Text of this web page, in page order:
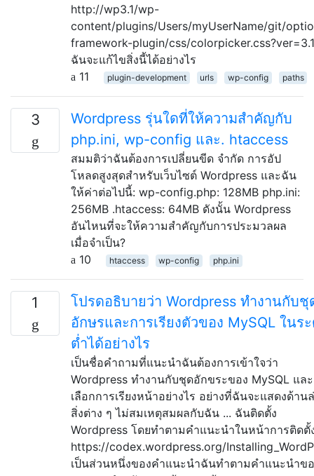
http://wp3.1/wp-
content/plugins/Users/myUserName/git/
framework-plugin/css/
ฉันจะแก้ไขสิ่งนี้ได้อย่างไร
11
plugin-development urls wp-config paths
3
Wordpress รุ่นใดที่ให้ความสำคัญกับ
php.ini, wp-config และ. htaccess
สมมติว่าฉันต้องการเปลี่ยนขีด จำกัด การอัป
โหลดสูงสุดสำหรับเว็บไซต์ Wordpress และฉัน
ให้ค่าต่อไปนี้: wp-config.php: 128MB php.ini:
256MB .htaccess: 64MB ดังนั้น Wordpress
อันไหนที่จะให้ความสำคัญกับการประมวลผล
เมื่อจำเป็น?
10
htaccess wp-config php.ini
1
โปรดอธิบายว่า Wordpress ทำงานกับชุ
อักษรและการเรียงตัวของ MySQL ในร
ต่ำได้อย่างไร
เป็นชื่อคำถามที่แนะนำฉันต้องการเข้าใจว่า
Wordpress ทำงานกับชุดอักขระของ MySQL แล
เลือกการเรียงหน้าอย่างไร อย่างที่ฉันจะแสดงด้าน
สิ่งต่าง ๆ ไม่สมเหตุสมผลกับฉัน ... ฉันติดตั้ง
Wordpress โดยทำตามคำแนะนำในหน้าการติดตั้
https://codex.wordpress.org/
เป็นส่วนหนึ่งของคำแนะนำฉันทำตามคำแนะนำข